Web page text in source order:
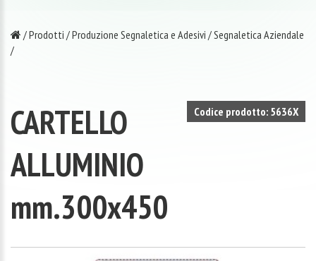
/Prodotti /Produzione Segnaletica e Adesivi /Segnaletica Aziendale
/
Codice prodotto: 5636X
CARTELLO
ALLUMINIO
mm.300x450